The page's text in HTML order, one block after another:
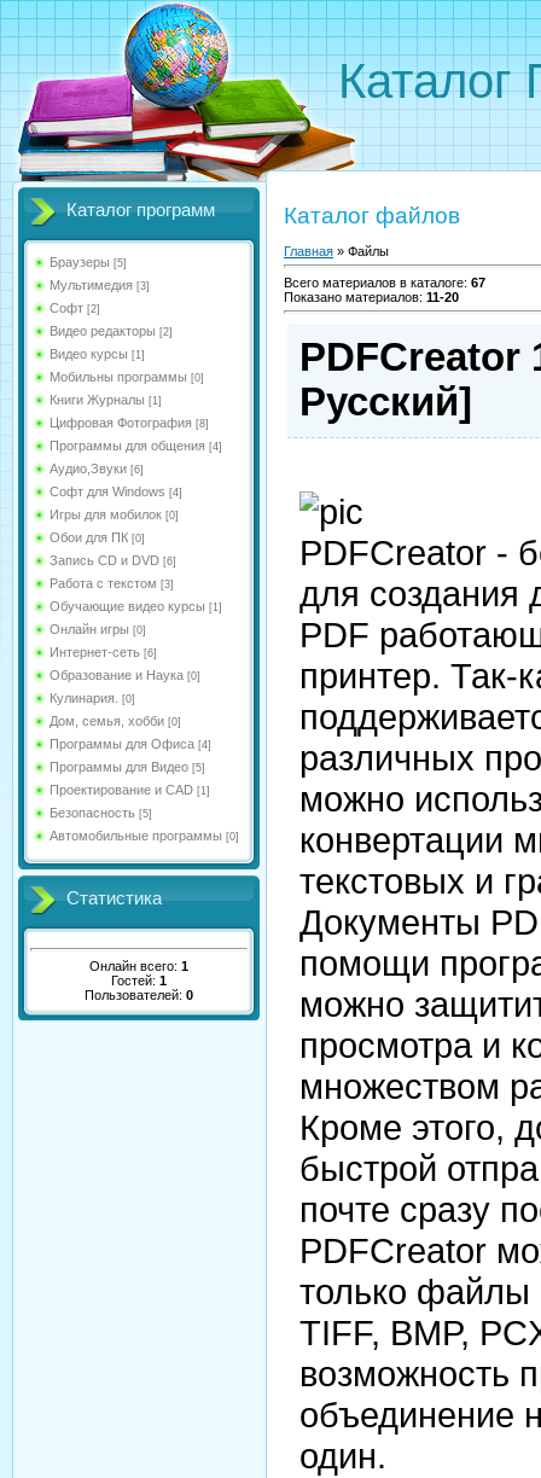
Каталог
Каталог программ
Браузеры [5]
Мультимедия [3]
Софт [2]
Видео редакторы [2]
Видео курсы [1]
Мобильны программы [0]
Книги Журналы [1]
Цифровая Фотография [8]
Программы для общения [4]
Аудио,Звуки [6]
Софт для Windows [4]
Игры для мобилок [0]
Обои для ПК [0]
Запись CD и DVD [6]
Работа с текстом [3]
Обучающие видео курсы [1]
Онлайн игры [0]
Интернет-сеть [6]
Образование и Наука [0]
Кулинария. [0]
Дом, семья, хобби [0]
Программы для Офиса [4]
Программы для Видео [5]
Проектирование и CAD [1]
Безопасность [5]
Автомобильные программы [0]
Статистика
Онлайн всего: 1
Гостей: 1
Пользователей: 0
Каталог файлов
Главная » Файлы
Всего материалов в каталоге: 67
Показано материалов: 11-20
PDFCreator
Русский]
PDFCreator -
для создания
PDF
принтер. Так-
различных
можно
конвертации
текстовых и
Документы
помощи
можно
просмотра и
множеством
Кроме этого,
быстрой
почте сразу
PDFCreator
только файлы
TIFF, BMP,
возможность
объединение
один.